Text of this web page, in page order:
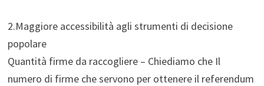
2.Maggiore accessibilità agli strumenti di decisione
popolare
Quantità firme da raccogliere – Chiediamo che Il
numero di firme che servono per ottenere il referendum